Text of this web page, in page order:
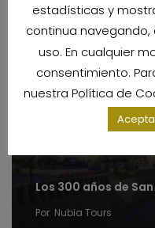
Los 300 años de
Por Nubia Tours
estadísticas y
continua
uso. En cualquier
consentimiento.
nuestra Política de